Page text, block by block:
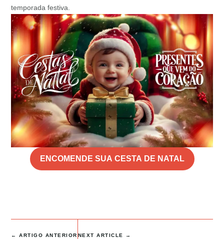
temporada festiva.
ENCOMENDE SUA CESTA DE NATAL
←ARTIGO ANTERIOR NEXT ARTICLE →